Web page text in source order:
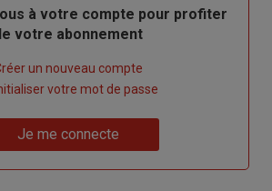
à votre compte pour profiter
votre abonnement
un nouveau compte
votre mot de passe
Je me connecte